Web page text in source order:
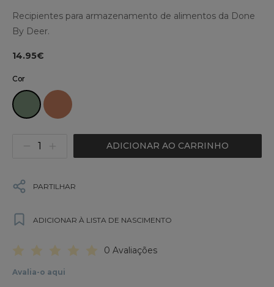
Recipientes para armazenamento de alimentos da Done
By Deer.
14.95€
Cor
ADICIONAR AO CARRINHO
PARTILHAR
ADICIONAR À LISTA DE NASCIMENTO
0 Avaliações
Avalia-o aqui